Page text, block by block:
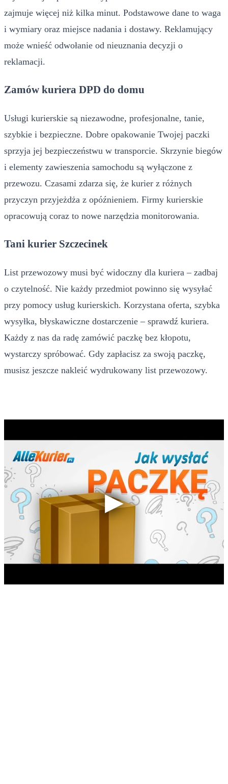
zajmuje więcej niż kilka minut. Podstawowe dane to waga
i wymiary oraz miejsce nadania i dostawy. Reklamujący
może wnieść odwołanie od nieuznania decyzji o
reklamacji.
Zamów kuriera DPD do domu
Usługi kurierskie są niezawodne, profesjonalne, tanie,
szybkie i bezpieczne. Dobre opakowanie Twojej paczki
sprzyja jej bezpieczeństwu w transporcie. Skrzynie biegów
i elementy zawieszenia samochodu są wyłączone z
przewozu. Czasami zdarza się, że kurier z różnych
przyczyn przyjeżdża z opóźnieniem. Firmy kurierskie
opracowują coraz to nowe narzędzia monitorowania.
Tani kurier Szczecinek
List przewozowy musi być widoczny dla kuriera – zadbaj
o czytelność. Nie każdy przedmiot powinno się wysyłać
przy pomocy usług kurierskich. Korzystana oferta, szybka
wysyłka, błyskawiczne dostarczenie – sprawdź kuriera.
Każdy z nas da radę zamówić paczkę bez kłopotu,
wystarczy spróbować. Gdy zapłacisz za swoją paczkę,
musisz jeszcze nakleić wydrukowany list przewozowy.